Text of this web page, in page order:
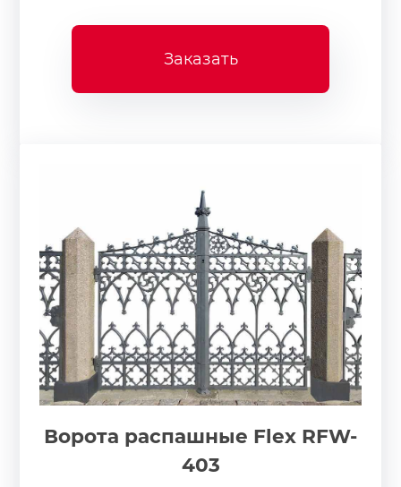
Заказать
Ворота распашные Flex RFW-
403